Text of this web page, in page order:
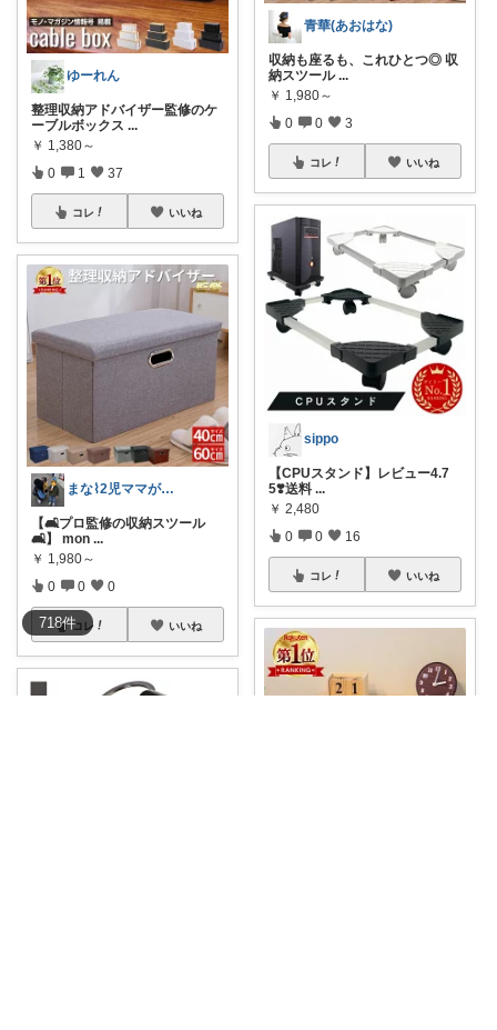
718件
ゆーれん
整理収納アドバイザー監修のケ
ーブルボックス ...
￥ 1,380～
0 1 37
コレ いいね
まな⌇2児ママが目指すゆとりある暮らし
【🛋️プロ監修の収納スツール
🛋️】 mon ...
￥ 1,980～
0 0 0
コレ いいね
青華(あおはな)
収納も座るも、これひとつ◎ 収
納スツール...
￥ 1,980～
0 0 3
コレ いいね
sippo
【CPUスタンド】レビュー4.7
5❣️送料 ...
￥ 2,480
0 0 16
コレ いいね